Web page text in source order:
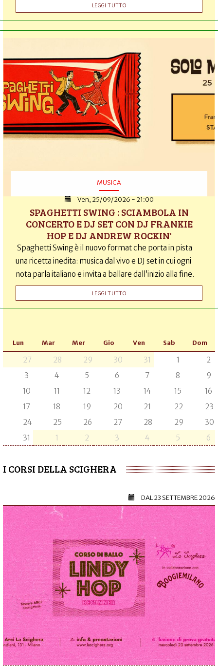
LEGGI TUTTO
MUSICA
Ven, 25/09/2026 - 21:00
SPAGHETTI SWING : SCIAMBOLA IN
CONCERTO E DJ SET CON DJ FRANKIE
HOP E DJ ANDREW ROCKIN'
Spaghetti Swing è il nuovo format che porta in pista
una ricetta inedita: musica dal vivo e DJ set in cui ogni
nota parla italiano e invita a ballare dall’inizio alla fine.
LEGGI TUTTO
Lun Mar Mer Gio Ven Sab Dom
27 28 29 30 31 1
2
3
4 5 6 7 8
9
10
11 12 13 14 15
16
17
18 19 20 21 22
23
24
25 26 27 28 29
30
31
1 2 3 4 5 6
I CORSI DELLA SCIGHERA
DAL23 SETTEMBRE 2026